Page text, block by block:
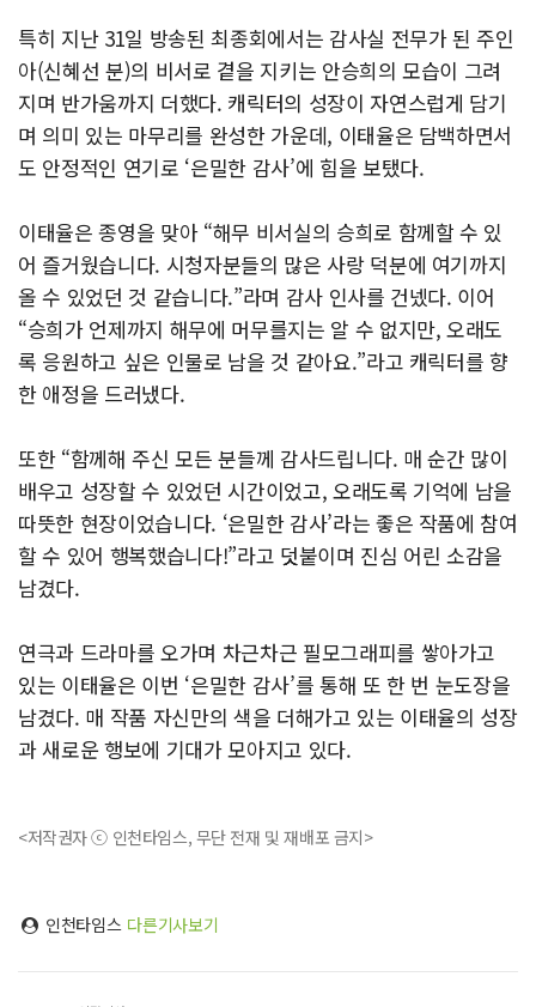
특히 지난 31일 방송된 최종회에서는 감사실 전무가 된 주인
아(신혜선 분)의 비서로 곁을 지키는 안승희의 모습이 그려
지며 반가움까지 더했다. 캐릭터의 성장이 자연스럽게 담기
며 의미 있는 마무리를 완성한 가운데, 이태율은 담백하면서
도 안정적인 연기로 ‘은밀한 감사’에 힘을 보탰다.
이태율은 종영을 맞아 “해무 비서실의 승희로 함께할 수 있
어 즐거웠습니다. 시청자분들의 많은 사랑 덕분에 여기까지
올 수 있었던 것 같습니다.”라며 감사 인사를 건넸다. 이어
“승희가 언제까지 해무에 머무를지는 알 수 없지만, 오래도
록 응원하고 싶은 인물로 남을 것 같아요.”라고 캐릭터를 향
한 애정을 드러냈다.
또한 “함께해 주신 모든 분들께 감사드립니다. 매 순간 많이
배우고 성장할 수 있었던 시간이었고, 오래도록 기억에 남을
따뜻한 현장이었습니다. ‘은밀한 감사’라는 좋은 작품에 참여
할 수 있어 행복했습니다!”라고 덧붙이며 진심 어린 소감을
남겼다.
연극과 드라마를 오가며 차근차근 필모그래피를 쌓아가고
있는 이태율은 이번 ‘은밀한 감사’를 통해 또 한 번 눈도장을
남겼다. 매 작품 자신만의 색을 더해가고 있는 이태율의 성장
과 새로운 행보에 기대가 모아지고 있다.
<저작권자 ⓒ 인천타임스, 무단 전재 및 재배포 금지>
인천타임스 다른기사보기